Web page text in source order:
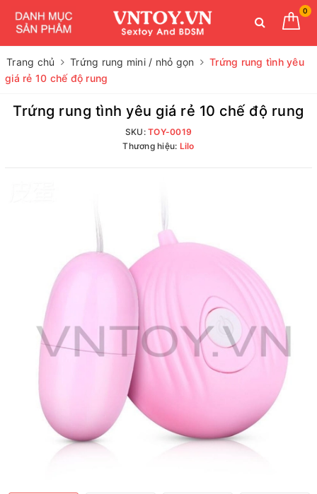
0
Trang chủ Trứng rung mini / nhỏ gọn
Trứng rung tình yêu
giá rẻ 10 chế độ rung
Trứng rung tình yêu giá rẻ 10 chế độ rung
SKU:TOY-0019
Thương hiệu: Lilo